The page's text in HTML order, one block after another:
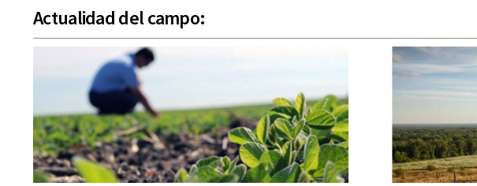
Actualidad del campo: